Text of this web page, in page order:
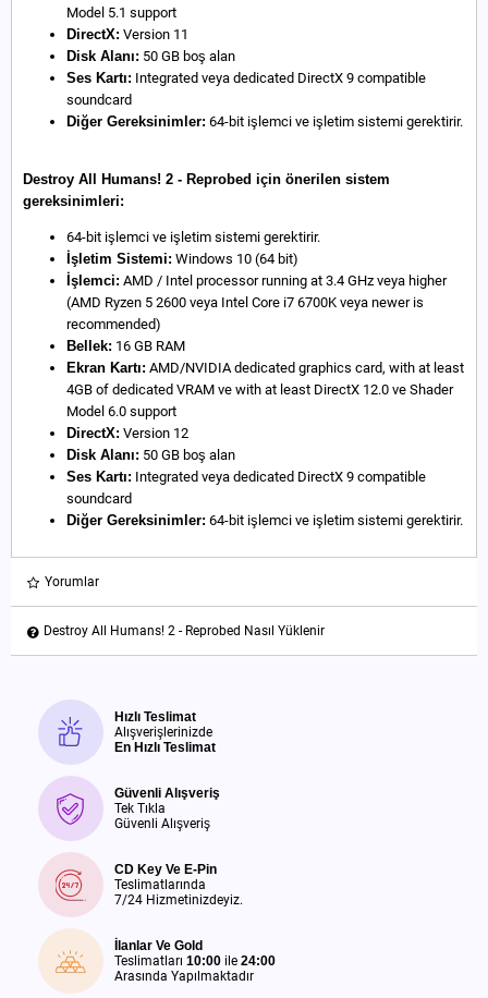
Model 5.1 support
DirectX: Version 11
Disk Alanı: 50 GB boş alan
Ses Kartı: Integrated veya dedicated DirectX 9 compatible
soundcard
Diğer Gereksinimler: 64-bit işlemci ve işletim sistemi gerektirir.
Destroy All Humans! 2 - Reprobed için önerilen sistem
gereksinimleri:
64-bit işlemci ve işletim sistemi gerektirir.
İşletim Sistemi: Windows 10 (64 bit)
İşlemci: AMD / Intel processor running at 3.4 GHz veya higher
(AMD Ryzen 5 2600 veya Intel Core i7 6700K veya newer is
recommended)
Bellek: 16 GB RAM
Ekran Kartı: AMD/NVIDIA dedicated graphics card, with at least
4GB of dedicated VRAM ve with at least DirectX 12.0 ve Shader
Model 6.0 support
DirectX: Version 12
Disk Alanı: 50 GB boş alan
Ses Kartı: Integrated veya dedicated DirectX 9 compatible
soundcard
Diğer Gereksinimler: 64-bit işlemci ve işletim sistemi gerektirir.
Yorumlar
Destroy All Humans! 2 - Reprobed Nasıl Yüklenir
Hızlı Teslimat
Alışverişlerinizde
En Hızlı Teslimat
Güvenli Alışveriş
Tek Tıkla
Güvenli Alışveriş
CD Key Ve E-Pin
Teslimatlarında
7/24 Hizmetinizdeyiz.
İlanlar Ve Gold
Teslimatları 10:00 ile 24:00
Arasında Yapılmaktadır